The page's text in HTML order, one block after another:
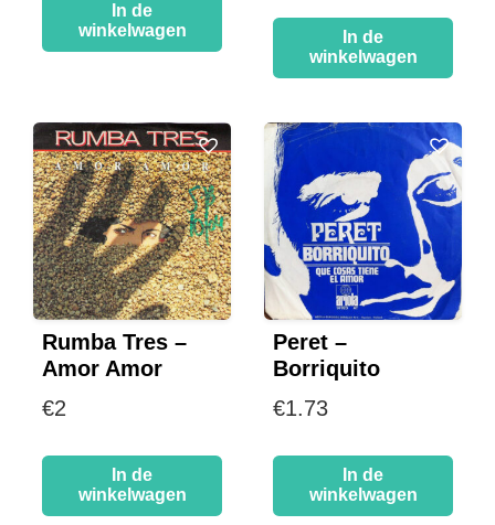
In de
winkelwagen
In de
winkelwagen
Rumba Tres –
Amor Amor
€2
In de
winkelwagen
Peret –
Borriquito
€1.73
In de
winkelwagen